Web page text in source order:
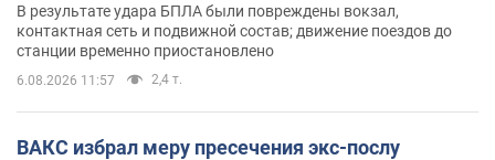
В результате удара БПЛА были повреждены вокзал,
контактная сеть и подвижной состав; движение поездов до
станции временно приостановлено
6.08.2026 11:57 2,4 т.
ВАКС избрал меру пресечения экс-послу